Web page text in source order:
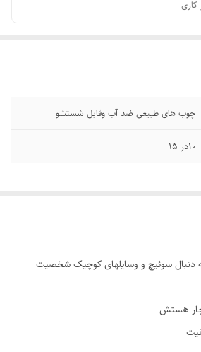
کاری
چوب های طبیعی ضد آب وقابل شستشو
۱۰در ۱۵
دنبال سوئیچ و وسایلهای کوچیک شخصیت
هستش